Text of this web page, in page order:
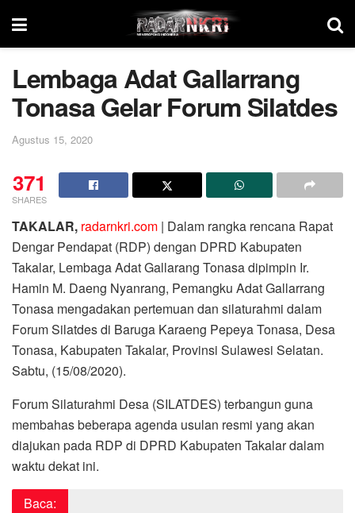
Lembaga Adat Gallarrang
Tonasa Gelar Forum Silatdes
Agustus 15, 2020
371
SHARES
TAKALAR, radarnkri.com | Dalam rangka rencana Rapat
Dengar Pendapat (RDP) dengan DPRD Kabupaten
Takalar, Lembaga Adat Gallarang Tonasa dipimpin Ir.
Hamin M. Daeng Nyanrang, Pemangku Adat Gallarrang
Tonasa mengadakan pertemuan dan silaturahmi dalam
Forum Silatdes di Baruga Karaeng Pepeya Tonasa, Desa
Tonasa, Kabupaten Takalar, Provinsi Sulawesi Selatan.
Sabtu, (15/08/2020).
Forum Silaturahmi Desa (SILATDES) terbangun guna
membahas beberapa agenda usulan resmi yang akan
diajukan pada RDP di DPRD Kabupaten Takalar dalam
waktu dekat ini.
Baca: